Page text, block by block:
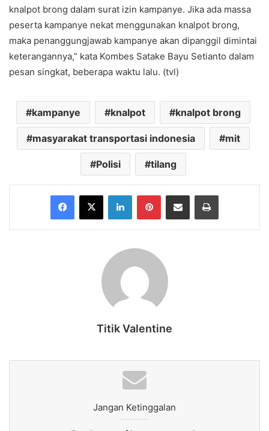
knalpot brong dalam surat izin kampanye. Jika ada massa
peserta kampanye nekat menggunakan knalpot brong,
maka penanggungjawab kampanye akan dipanggil dimintai
keterangannya,” kata Kombes Satake Bayu Setianto dalam
pesan singkat, beberapa waktu lalu. (tvl)
kampanye knalpot knalpot brong
masyarakat transportasi indonesia mit
Polisi tilang
Facebook
X LinkedInPinterestShare via Email Print
Titik Valentine
Jangan Ketinggalan